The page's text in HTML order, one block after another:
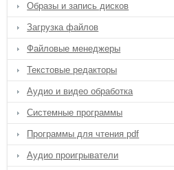
Образы и запись дисков
Загрузка файлов
Файловые менеджеры
Текстовые редакторы
Аудио и видео обработка
Системные программы
Программы для чтения pdf
Аудио проигрыватели